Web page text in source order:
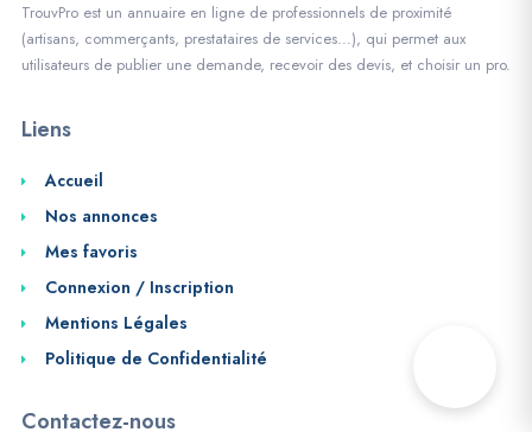
TrouvPro est un annuaire en ligne de professionnels de proximité
(artisans, commerçants, prestataires de services…), qui permet aux
utilisateurs de publier une demande, recevoir des devis, et choisir un pro.
Liens
Accueil
Nos annonces
Mes favoris
Connexion / Inscription
Mentions Légales
Politique de Confidentialité
Contactez-nous